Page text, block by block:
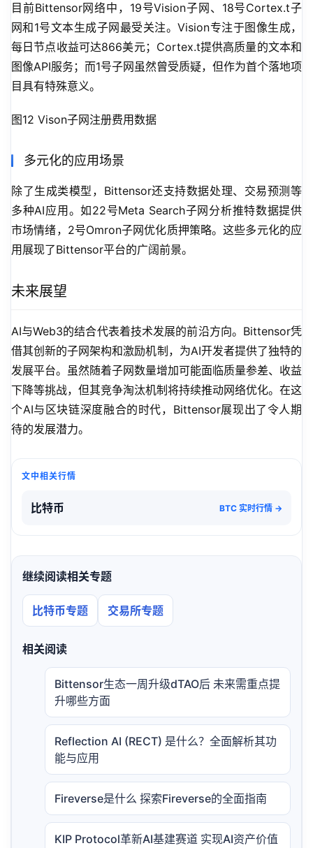
目前Bittensor网络中，19号Vision子网、18号Cortex.t子
网和1号文本生成子网最受关注。Vision专注于图像生成，
每日节点收益可达866美元；Cortex.t提供高质量的文本和
图像API服务；而1号子网虽然曾受质疑，但作为首个落地项
目具有特殊意义。
图12 Vison子网注册费用数据
多元化的应用场景
除了生成类模型，Bittensor还支持数据处理、交易预测等
多种AI应用。如22号Meta Search子网分析推特数据提供
市场情绪，2号Omron子网优化质押策略。这些多元化的应
用展现了Bittensor平台的广阔前景。
未来展望
AI与Web3的结合代表着技术发展的前沿方向。Bittensor凭
借其创新的子网架构和激励机制，为AI开发者提供了独特的
发展平台。虽然随着子网数量增加可能面临质量参差、收益
下降等挑战，但其竞争淘汰机制将持续推动网络优化。在这
个AI与区块链深度融合的时代，Bittensor展现出了令人期
待的发展潜力。
文中相关行情
比特币 BTC 实时行情 →
继续阅读相关专题
比特币专题 交易所专题
相关阅读
Bittensor生态一周升级dTAO后 未来需重点提
升哪些方面
Reflection AI (RECT) 是什么？全面解析其功
能与应用
Fireverse是什么 探索Fireverse的全面指南
KIP Protocol革新AI基建赛道 实现AI资产价值